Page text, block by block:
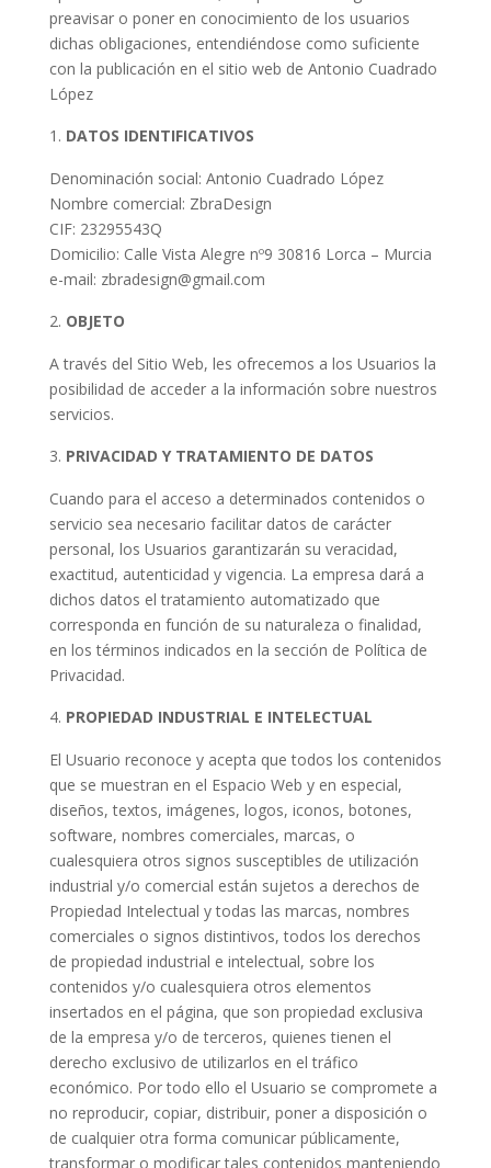
preavisar o poner en conocimiento de los usuarios
dichas obligaciones, entendiéndose como suficiente
con la publicación en el sitio web de Antonio Cuadrado
López
DATOS IDENTIFICATIVOS
Denominación social: Antonio Cuadrado López
Nombre comercial: ZbraDesign
CIF: 23295543Q
Domicilio: Calle Vista Alegre nº9 30816 Lorca – Murcia
e-mail: zbradesign@gmail.com
OBJETO
A través del Sitio Web, les ofrecemos a los Usuarios la
posibilidad de acceder a la información sobre nuestros
servicios.
PRIVACIDAD Y TRATAMIENTO DE DATOS
Cuando para el acceso a determinados contenidos o
servicio sea necesario facilitar datos de carácter
personal, los Usuarios garantizarán su veracidad,
exactitud, autenticidad y vigencia. La empresa dará a
dichos datos el tratamiento automatizado que
corresponda en función de su naturaleza o finalidad,
en los términos indicados en la sección de Política de
Privacidad.
PROPIEDAD INDUSTRIAL E INTELECTUAL
El Usuario reconoce y acepta que todos los contenidos
que se muestran en el Espacio Web y en especial,
diseños, textos, imágenes, logos, iconos, botones,
software, nombres comerciales, marcas, o
cualesquiera otros signos susceptibles de utilización
industrial y/o comercial están sujetos a derechos de
Propiedad Intelectual y todas las marcas, nombres
comerciales o signos distintivos, todos los derechos
de propiedad industrial e intelectual, sobre los
contenidos y/o cualesquiera otros elementos
insertados en el página, que son propiedad exclusiva
de la empresa y/o de terceros, quienes tienen el
derecho exclusivo de utilizarlos en el tráfico
económico. Por todo ello el Usuario se compromete a
no reproducir, copiar, distribuir, poner a disposición o
de cualquier otra forma comunicar públicamente,
transformar o modificar tales contenidos manteniendo